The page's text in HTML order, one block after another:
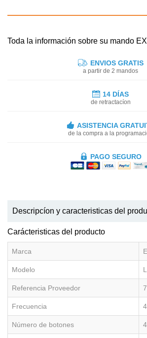
Toda la información sobre su mando
ENVIOS GRATIS
a partir de 2 mandos
14 DÍAS
de retractacíon
ASISTENCIA
de la compra a la
PAGO SEGURO
Descripcíon y caracteristicas del
Carácteristicas del producto
Marca
Modelo
Referencia Proveedor
Frecuencia
Número de botones 4